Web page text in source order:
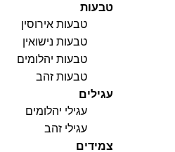
טבעות
טבעות אירוסין
טבעות נישואין
טבעות יהלומים
טבעות זהב
עגילים
עגילי יהלומים
עגילי זהב
צמידים